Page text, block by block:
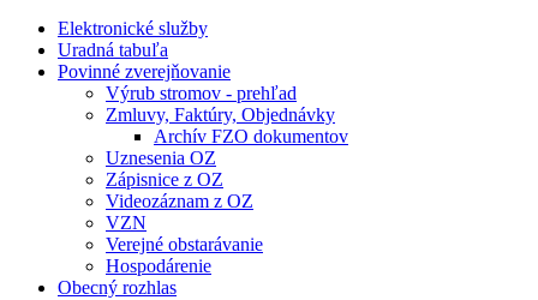
Elektronické služby
Uradná tabuľa
Povinné zverejňovanie
Výrub stromov - prehľad
Zmluvy, Faktúry, Objednávky
Archív FZO dokumentov
Uznesenia OZ
Zápisnice z OZ
Videozáznam z OZ
VZN
Verejné obstarávanie
Hospodárenie
Obecný rozhlas